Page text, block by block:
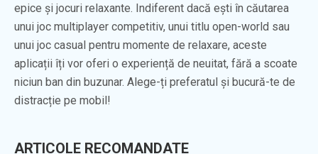
epice și jocuri relaxante. Indiferent dacă ești în căutarea
unui joc multiplayer competitiv, unui titlu open-world sau
unui joc casual pentru momente de relaxare, aceste
aplicații îți vor oferi o experiență de neuitat, fără a scoate
niciun ban din buzunar. Alege-ți preferatul și bucură-te de
distracție pe mobil!
ARTICOLE RECOMANDATE